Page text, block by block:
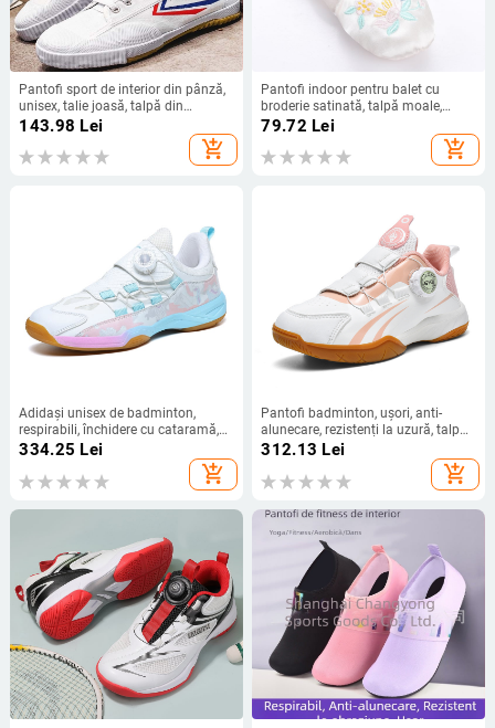
Pantofi sport de interior din pânză,
unisex, talie joasă, talpă din
cauciuc, antiderapant
143.98 Lei
add_shopping_cart
Pantofi indoor pentru balet cu
broderie satinată, talpă moale,
antiderapant, model cu flori
79.72 Lei
add_shopping_cart
Adidași unisex de badminton,
respirabili, închidere cu cataramă,
căptușeală din bumbac, talpă din
334.25 Lei
add_shopping_cart
Pantofi badminton, ușori, anti-
alunecare, rezistenți la uzură, talpă
joasă
312.13 Lei
add_shopping_cart